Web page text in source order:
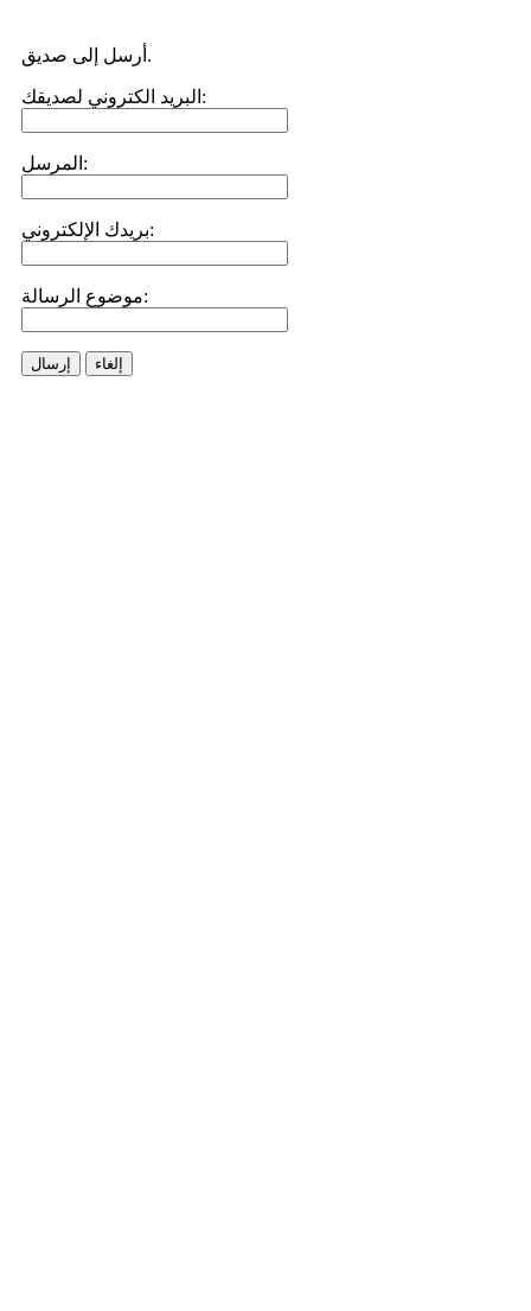
أرسل إلى صديق.
البريد الكتروني لصديقك:
المرسل:
بريدك الإلكتروني:
موضوع الرسالة:
إرسال إلغاء